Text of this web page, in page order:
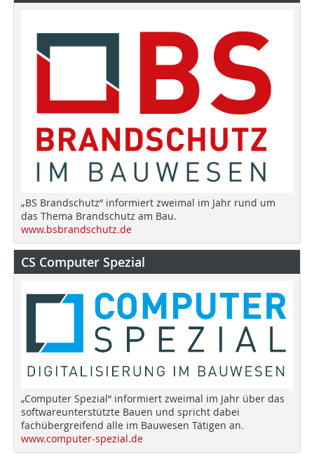
„BS Brandschutz“ informiert zweimal im Jahr rund um
das Thema Brandschutz am Bau.
www.bsbrandschutz.de
CS Computer Spezial
„Computer Spezial“ informiert zweimal im Jahr über das
softwareunterstützte Bauen und spricht dabei
fachübergreifend alle im Bauwesen Tätigen an.
www.computer-spezial.de